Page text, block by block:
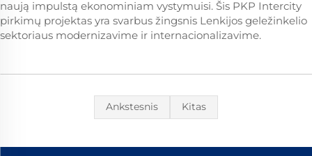
naują impulstą ekonominiam vystymuisi. Šis PKP Intercity
pirkimų projektas yra svarbus žingsnis Lenkijos geležinkelio
sektoriaus modernizavime ir internacionalizavime.
Ankstesnis Kitas